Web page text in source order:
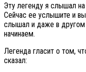
Эту легенду я слышал
Сейчас ее услышите и
слышал и даже в другом
начинаем.
Легенда гласит о том,
сказал: